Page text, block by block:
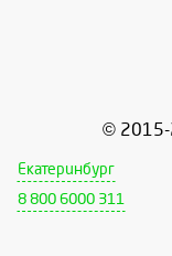
© 2015-
Екатеринбург
8 800 6000 311